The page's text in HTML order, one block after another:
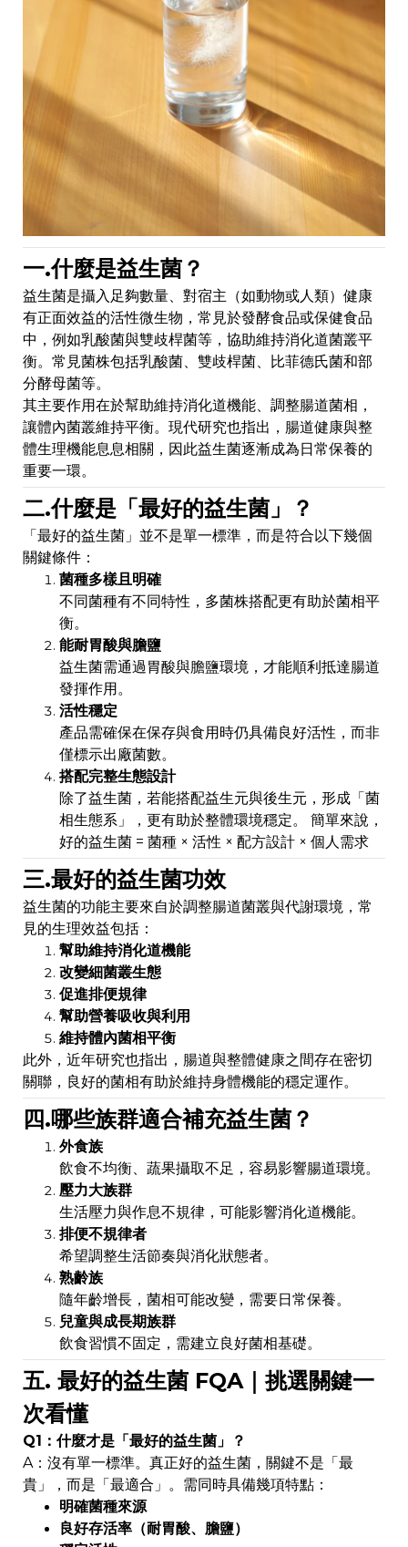
一.什麼是益生菌？
益生菌是攝入足夠數量、對宿主（如動物或人類）健康
有正面效益的活性微生物，常見於發酵食品或保健食品
中，例如乳酸菌與雙歧桿菌等，協助維持消化道菌叢平
衡。常見菌株包括乳酸菌、雙歧桿菌、比菲德氏菌和部
分酵母菌等。
其主要作用在於幫助維持消化道機能、調整腸道菌相，
讓體內菌叢維持平衡。現代研究也指出，腸道健康與整
體生理機能息息相關，因此益生菌逐漸成為日常保養的
重要一環。
二.什麼是「最好的益生菌」？
「最好的益生菌」並不是單一標準，而是符合以下幾個
關鍵條件：
菌種多樣且明確
不同菌種有不同特性，多菌株搭配更有助於菌相平
衡。
能耐胃酸與膽鹽
益生菌需通過胃酸與膽鹽環境，才能順利抵達腸道
發揮作用。
活性穩定
產品需確保在保存與食用時仍具備良好活性，而非
僅標示出廠菌數。
搭配完整生態設計
除了益生菌，若能搭配益生元與後生元，形成「菌
相生態系」，更有助於整體環境穩定。 簡單來說，
好的益生菌 = 菌種 × 活性 × 配方設計 × 個人需求
三.最好的益生菌功效
益生菌的功能主要來自於調整腸道菌叢與代謝環境，常
見的生理效益包括：
幫助維持消化道機能
改變細菌叢生態
促進排便規律
幫助營養吸收與利用
維持體內菌相平衡
此外，近年研究也指出，腸道與整體健康之間存在密切
關聯，良好的菌相有助於維持身體機能的穩定運作。
四.哪些族群適合補充益生菌？
外食族
飲食不均衡、蔬果攝取不足，容易影響腸道環境。
壓力大族群
生活壓力與作息不規律，可能影響消化道機能。
排便不規律者
希望調整生活節奏與消化狀態者。
熟齡族
隨年齡增長，菌相可能改變，需要日常保養。
兒童與成長期族群
飲食習慣不固定，需建立良好菌相基礎。
五. 最好的益生菌 FQA｜挑選關鍵一
次看懂
Q1：什麼才是「最好的益生菌」？
A：沒有單一標準。真正好的益生菌，關鍵不是「最
貴」，而是「最適合」。需同時具備幾項特點：
明確菌種來源
良好存活率（耐胃酸、膽鹽）